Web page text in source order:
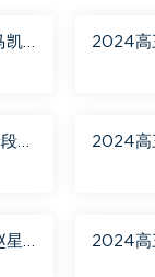
凯
2024高
2024高
星
2024高